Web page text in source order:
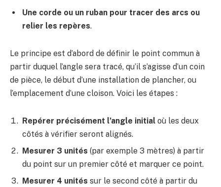
Une corde ou un ruban pour tracer des arcs ou
relier les repères.
Le principe est d’abord de définir le point commun à
partir duquel l’angle sera tracé, qu’il s’agisse d’un coin
de pièce, le début d’une installation de plancher, ou
l’emplacement d’une cloison. Voici les étapes :
Repérer précisément l’angle initial où les deux
côtés à vérifier seront alignés.
Mesurer 3 unités (par exemple 3 mètres) à partir
du point sur un premier côté et marquer ce point.
Mesurer 4 unités sur le second côté à partir du